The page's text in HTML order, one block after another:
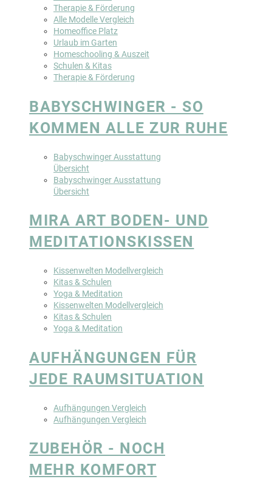
Therapie & Förderung
Alle Modelle Vergleich
Homeoffice Platz
Urlaub im Garten
Homeschooling & Auszeit
Schulen & Kitas
Therapie & Förderung
BABYSCHWINGER - SO
KOMMEN ALLE ZUR RUHE
Babyschwinger Ausstattung
Übersicht
Babyschwinger Ausstattung
Übersicht
MIRA ART BODEN- UND
MEDITATIONSKISSEN
Kissenwelten Modellvergleich
Kitas & Schulen
Yoga & Meditation
Kissenwelten Modellvergleich
Kitas & Schulen
Yoga & Meditation
AUFHÄNGUNGEN FÜR
JEDE RAUMSITUATION
Aufhängungen Vergleich
Aufhängungen Vergleich
ZUBEHÖR - NOCH
MEHR KOMFORT